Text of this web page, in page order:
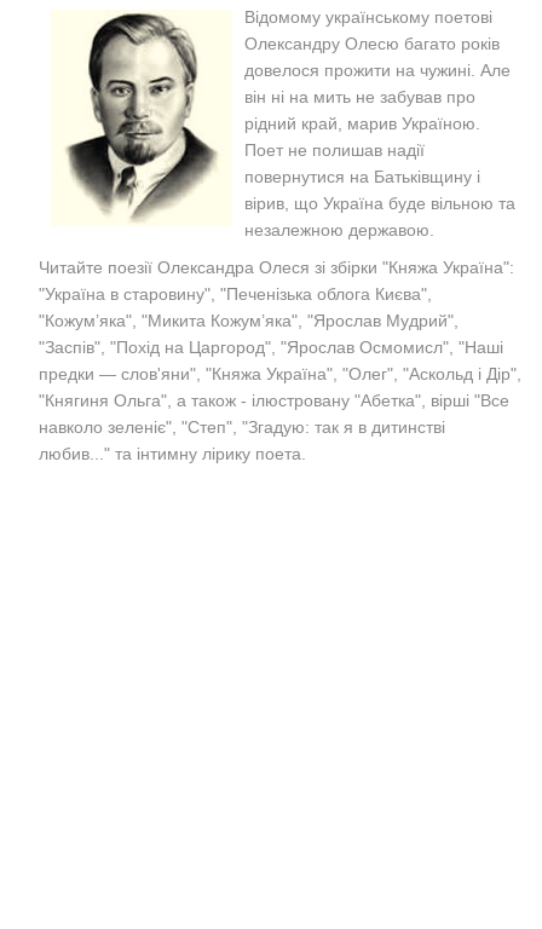
Відомому українському поетові
Олександру Олесю багато років
довелося прожити на чужині. Але
він ні на мить не забував про
рідний край, марив Україною.
Поет не полишав надії
повернутися на Батьківщину і
вірив, що Україна буде вільною та
незалежною державою.
Читайте поезії Олександра Олеся зі збірки "Княжа Україна":
"Україна в старовину", "Печенізька облога Києва",
"Кожум’яка", "Микита Кожум’яка", "Ярослав Мудрий",
"Заспів", "Похід на Царгород", "Ярослав Осмомисл", "Наші
предки — слов'яни", "Княжа Україна", "Олег", "Аскольд і Дір",
"Княгиня Ольга", а також - ілюстровану "Абетка", вірші "Все
навколо зеленіє", "Степ", "Згадую: так я в дитинстві
любив..." та інтимну лірику поета.